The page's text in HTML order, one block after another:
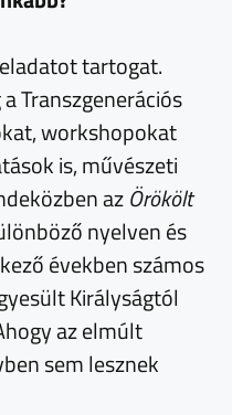
tartogat.
Transzgenerációs
workshopokat
is, művészeti
azÖrökölt
nyelven és
években számos
Királyságtól
az elmúlt
sem lesznek